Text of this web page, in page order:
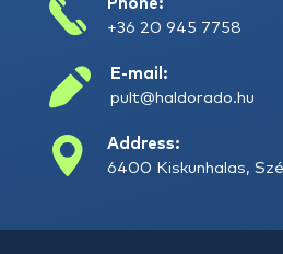
Phone:
+36 20 945 7758
E-mail:
pult@haldorado.hu
Address:
6400 Kiskunhalas,